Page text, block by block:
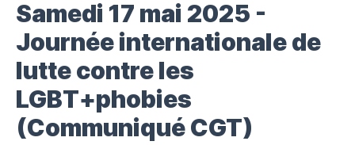
Samedi 17 mai 2025 -
Journée internationale de
lutte contre les
LGBT+phobies
(Communiqué CGT)